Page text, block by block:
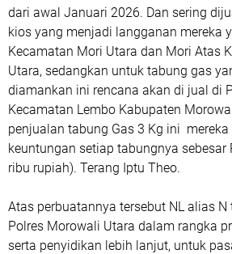
dari awal Januari 2026. Dan sering
kios yang menjadi langganan mereka
Kecamatan Mori Utara dan Mori Atas
Utara, sedangkan untuk tabung gas
diamankan ini rencana akan di jual di
Kecamatan Lembo Kabupaten
penjualan tabung Gas 3 Kg ini
keuntungan setiap tabungnya sebesar
ribu rupiah). Terang Iptu Theo.
Atas perbuatannya tersebut NL alias
Polres Morowali Utara dalam rangka
serta penyidikan lebih lanjut, untuk